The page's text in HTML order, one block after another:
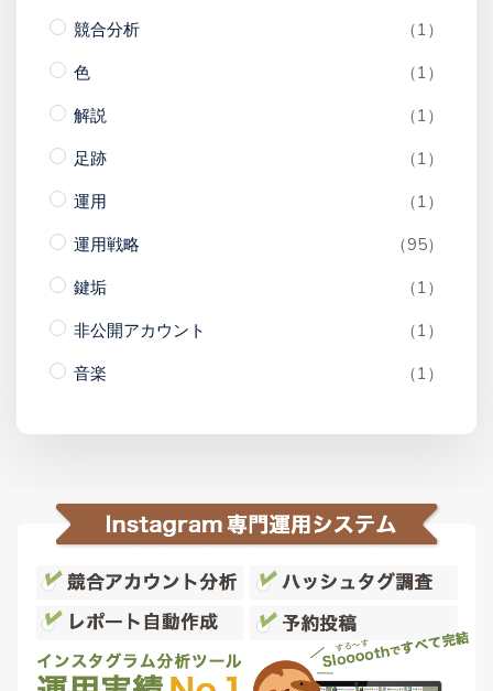
競合分析
（1）
色
（1）
解説
（1）
足跡
（1）
運用
（1）
運用戦略
（95）
鍵垢
（1）
非公開アカウント
（1）
音楽
（1）